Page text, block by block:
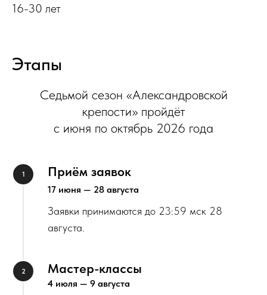
16-30 лет
Этапы
Седьмой сезон «Александровской
крепости» пройдёт
с июня по октябрь 2026 года
Приём заявок
17 июня — 28 августа
Заявки принимаются до 23:59 мск 28
августа.
Мастер-классы
4 июля — 9 августа